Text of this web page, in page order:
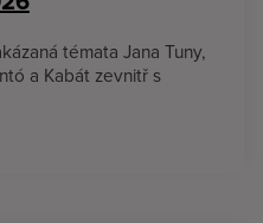
témata Jana Tuny,
a Kabát zevnitř s